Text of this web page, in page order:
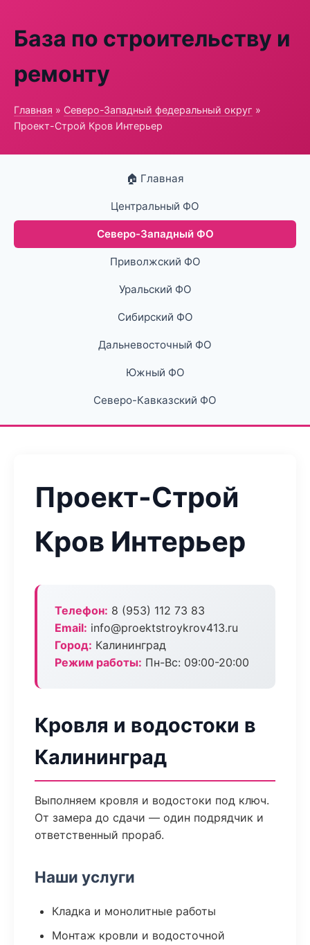
База по строительству и
ремонту
Главная » Северо-Западный федеральный округ »
Проект-Строй Кров Интерьер
🏠 Главная
Центральный ФО
Северо-Западный ФО
Приволжский ФО
Уральский ФО
Сибирский ФО
Дальневосточный ФО
Южный ФО
Северо-Кавказский ФО
Проект-Строй
Кров Интерьер
Телефон: 8 (953) 112 73 83
Email: info@proektstroykrov413.ru
Город: Калининград
Режим работы: Пн-Вс: 09:00-20:00
Кровля и водостоки в
Калининград
Выполняем кровля и водостоки под ключ.
От замера до сдачи — один подрядчик и
ответственный прораб.
Наши услуги
Кладка и монолитные работы
Монтаж кровли и водосточной